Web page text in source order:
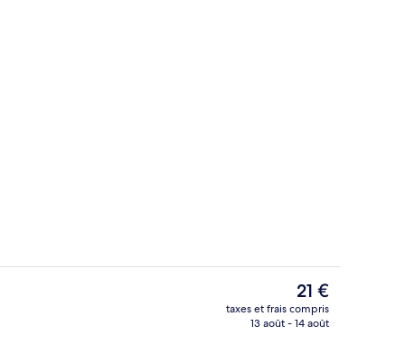
Le
prix
actuel
21 €
taxes et frais compris
13 août - 14 août